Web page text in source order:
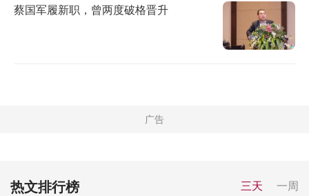
蔡国军履新职，曾两度破格晋升
热文排行榜 三天 一周